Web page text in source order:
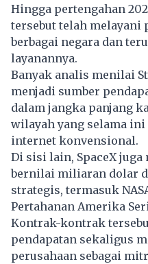
Hingga pertengahan
tersebut telah melayani
berbagai negara dan
layanannya.
Banyak analis menilai
menjadi sumber
dalam jangka panjang
wilayah yang selama
internet konvensional.
Di sisi lain, SpaceX
bernilai miliaran dolar
strategis, termasuk
Pertahanan Amerika
Kontrak-kontrak
pendapatan sekaligus
perusahaan sebagai